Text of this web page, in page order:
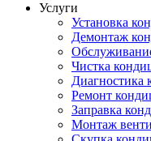
Услуги
Установка
Демонтаж
Чистка
Диагностика
Ремонт
Заправка
Монтаж